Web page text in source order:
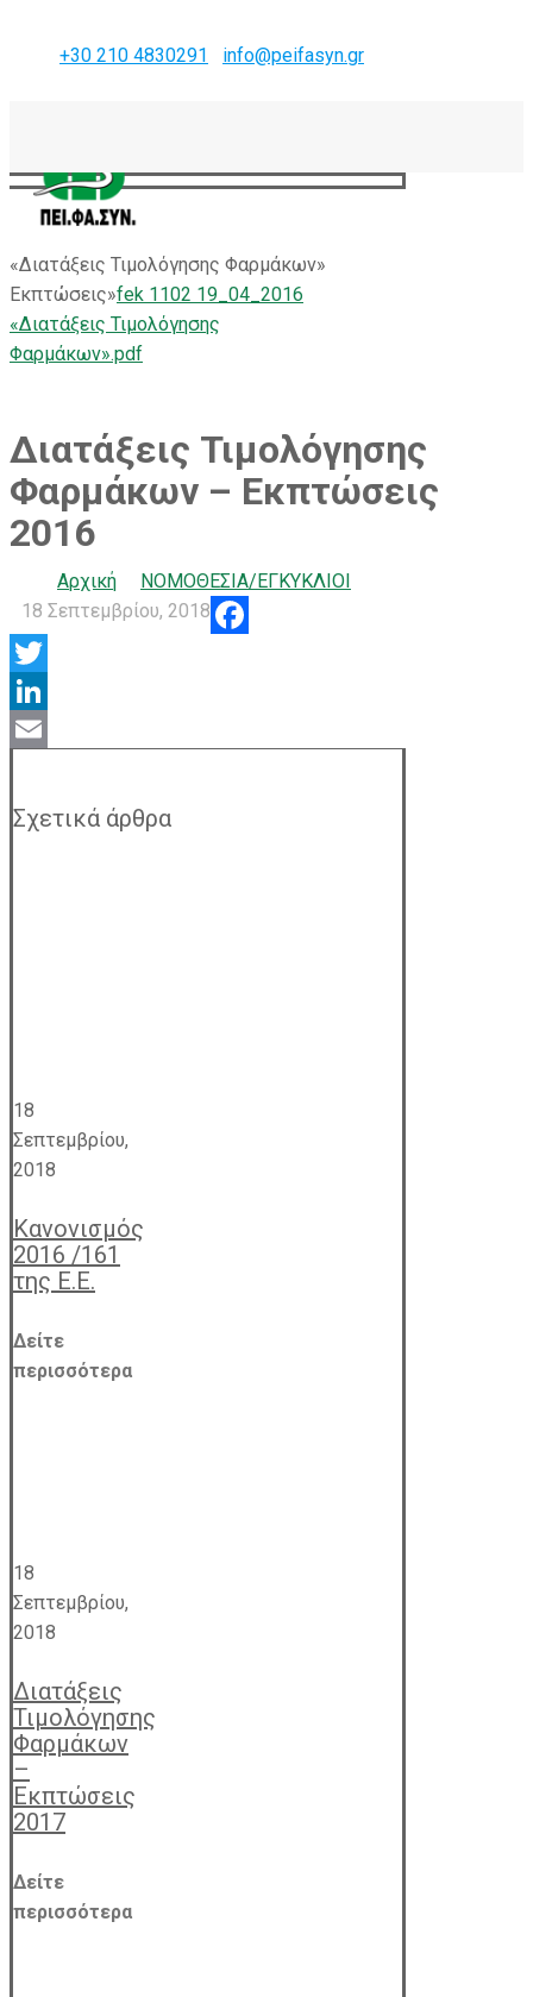
+30 210 4830291 info@peifasyn.gr
Διατάξεις Τιμολόγησης
Φαρμάκων – Εκπτώσεις
2016
Αρχική
ΝΟΜΟΘΕΣΙΑ/ΕΓΚΥΚΛΙΟΙ
18 Σεπτεμβρίου, 2018
«Διατάξεις Τιμολόγησης Φαρμάκων»
Εκπτώσεις»fek 1102 19_04_2016
«Διατάξεις Τιμολόγησης
Φαρμάκων».pdf
Facebook
Twitter
LinkedIn
Σχετικά άρθρα
18
Σεπτεμβρίου,
2018
Κανονισμός
2016 /161
της Ε.Ε.
Δείτε
περισσότερα
18
Σεπτεμβρίου,
2018
Διατάξεις
Τιμολόγησης
Φαρμάκων
–
Εκπτώσεις
2017
Δείτε
περισσότερα